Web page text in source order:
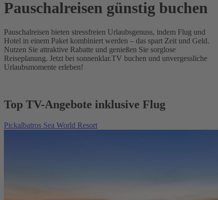
Pauschalreisen günstig buchen
Pauschalreisen bieten stressfreien Urlaubsgenuss, indem Flug und
Hotel in einem Paket kombiniert werden – das spart Zeit und Geld.
Nutzen Sie attraktive Rabatte und genießen Sie sorglose
Reiseplanung. Jetzt bei sonnenklar.TV buchen und unvergessliche
Urlaubsmomente erleben!
Top TV-Angebote inklusive Flug
Pickalbatros Sea World Resort